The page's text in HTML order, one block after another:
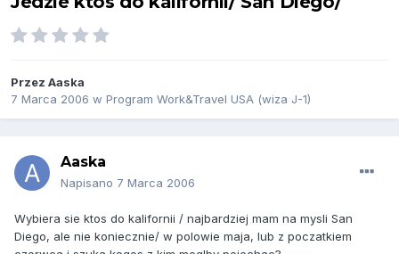
Przez Aaska
7 Marca 2006 w Program Work&Travel USA (wiza J-1)
Aaska
Napisano 7 Marca 2006
Wybiera sie ktos do kalifornii / najbardziej mam na mysli San
Diego, ale nie koniecznie/ w polowie maja, lub z poczatkiem